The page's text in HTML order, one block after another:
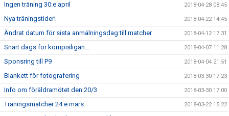
Ingen träning 30:e april 2018-04-28 08:45
Nya träningstider! 2018-04-22 14:45
Ändrat datum för sista anmälningsdag till matcher 2018-04-12 17:31
Snart dags för kompisligan... 2018-04-07 11:28
Sponsring till P9 2018-04-04 21:51
Blankett för fotografering 2018-03-30 17:23
Info om föräldramötet den 20/3 2018-03-30 17:00
Träningsmatcher 24:e mars 2018-03-22 15:22